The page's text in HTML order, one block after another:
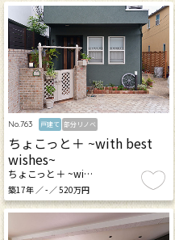
No.763 戸建て 部分リノベ
ちょこっと＋ ~with best
wishes~
ちょこっと＋ ~wi…
築17年 ／ - ／ 520万円